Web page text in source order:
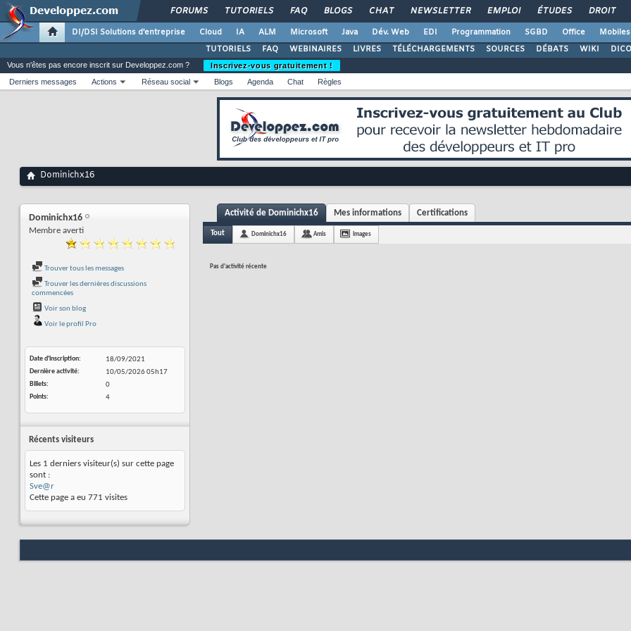
FORUMS TUTORIELS FAQ BLOGS CHAT NEWSLETTER EMPLOI ÉTUDES DROIT
DI/DSI Solutions d'entreprise Cloud IA ALM Microsoft Java Dév. Web EDI Programmation SGBD Office Mobiles
TUTORIELS
FAQ WEBINAIRES LIVRES TÉLÉCHARGEMENTS SOURCES DÉBATS WIKI DICO
Vous n'êtes pas encore inscrit sur Developpez.com ?
Inscrivez-vous gratuitement !
Derniers messages
Actions Réseau social Blogs Agenda Chat Règles
Dominichx16
Dominichx16
Membre averti
Trouver tous les messages
Trouver les dernières discussions
commencées
Voir son blog
Voir le profil Pro
Date d'inscription
18/09/2021
Dernière activité
10/05/202605h17
Billets
0
Points
4
Récents visiteurs
Les 1 derniers visiteur(s) sur cette page
sont :
Sve@r
Cette page a eu 771 visites
Activité de Dominichx16 Mes informations Certifications
Tout Dominichx16 Amis Images
Pas d'activité récente